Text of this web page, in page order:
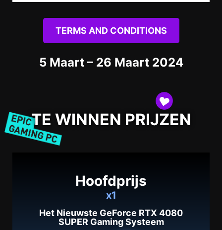
TERMS AND CONDITIONS
5 Maart– 26 Maart2024
TE WINNEN PRIJZEN
Hoofdprijs
x1
Het Nieuwste GeForce RTX 4080
SUPER Gaming Systeem